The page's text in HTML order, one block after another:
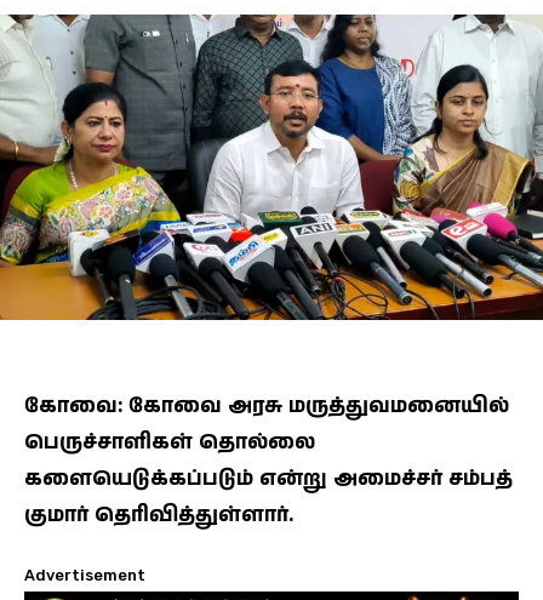
கோவை: கோவை அரசு மருத்துவமனையில்
பெருச்சாளிகள் தொல்லை
களையெடுக்கப்படும் என்று அமைச்சர் சம்பத்
குமார் தெரிவித்துள்ளார்.
Advertisement